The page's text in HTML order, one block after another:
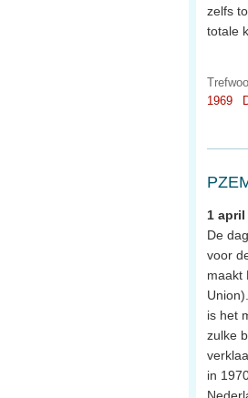
zelfs
totale
1969
1 april
De
voor
maakt
is het
zulke
in